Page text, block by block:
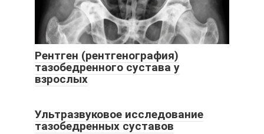
Рентген (рентгенография)
тазобедренного сустава у
взрослых
Ультразвуковое исследование
тазобедренных суставов